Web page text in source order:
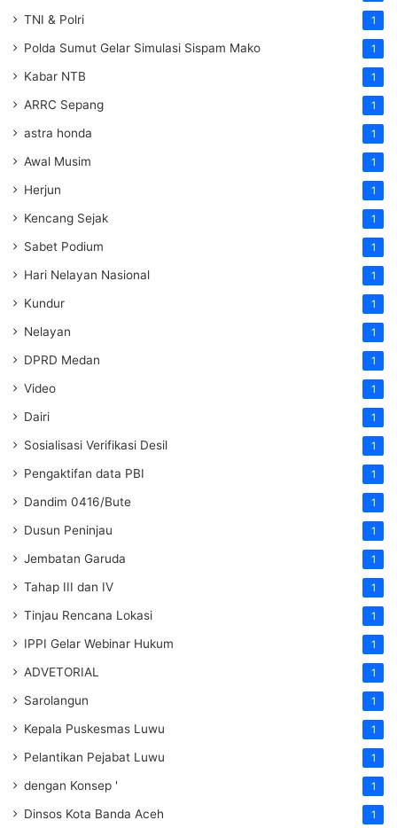
TNI & Polri 1
Polda Sumut Gelar Simulasi Sispam Mako 1
Kabar NTB 1
ARRC Sepang 1
astra honda 1
Awal Musim 1
Herjun 1
Kencang Sejak 1
Sabet Podium 1
Hari Nelayan Nasional 1
Kundur 1
Nelayan 1
DPRD Medan 1
Video 1
Dairi 1
Sosialisasi Verifikasi Desil 1
Pengaktifan data PBI 1
Dandim 0416/Bute 1
Dusun Peninjau 1
Jembatan Garuda 1
Tahap III dan IV 1
Tinjau Rencana Lokasi 1
IPPI Gelar Webinar Hukum 1
ADVETORIAL 1
Sarolangun 1
Kepala Puskesmas Luwu 1
Pelantikan Pejabat Luwu 1
dengan Konsep ' 1
Dinsos Kota Banda Aceh 1